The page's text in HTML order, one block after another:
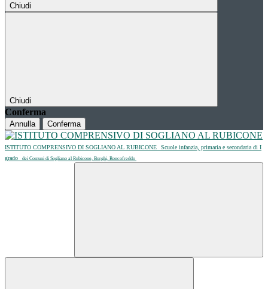
Chiudi
Chiudi
Conferma
Annulla Conferma
ISTITUTO COMPRENSIVO DI SOGLIANO AL RUBICONE
Scuole infanzia, primaria e secondaria di I
grado
dei Comuni di Sogliano al Rubicone, Borghi, Roncofreddo